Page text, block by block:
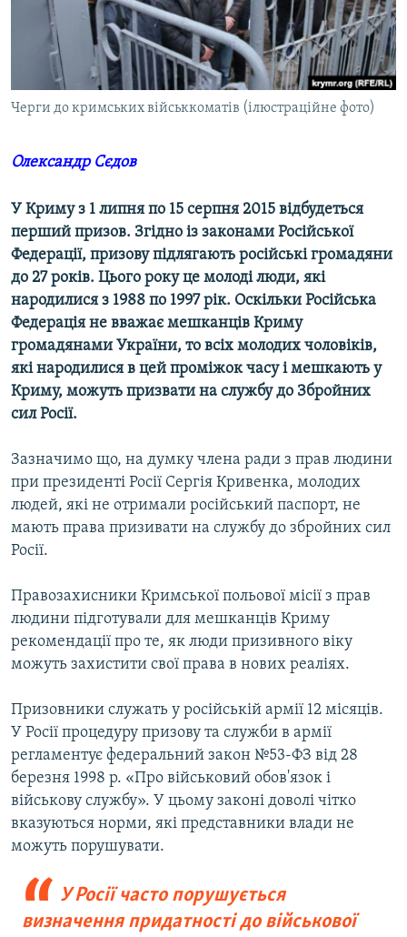
ВІДЕОУРОКИ «ELIFBE»
СВІДЧЕННЯ ОКУПАЦІЇ
УКРАЇНСЬКА ПРОБЛЕМА КРИМУ
ІНФОГРАФІКА
Русский
Qırımtatar
ДОЛУЧАЙСЯ!
Усі сайти RFE/RL
Черги до кримських військкоматів (ілюстраційне фото)
Олександр Сєдов
У Криму з 1 липня по 15 серпня 2015 відбудеться
перший призов. Згідно із законами Російської
Федерації, призову підлягають російські громадяни
до 27 років. Цього року це молоді люди, які
народилися з 1988 по 1997 рік. Оскільки Російська
Федерація не вважає мешканців Криму
громадянами України, то всіх молодих чоловіків,
які народилися в цей проміжок часу і мешкають у
Криму, можуть призвати на службу до Збройних
сил Росії.
Зазначимо що, на думку члена ради з прав людини
при президенті Росії Сергія Кривенка, молодих
людей, які не отримали російський паспорт, не
мають права призивати на службу до збройних сил
Росії.
Правозахисники Кримської польової місії з прав
людини підготували для мешканців Криму
рекомендації про те, як люди призивного віку
можуть захистити свої права в нових реаліях.
Призовники служать у російській армії 12 місяців.
У Росії процедуру призову та служби в армії
регламентує федеральний закон №53-ФЗ від 28
березня 1998 р. «Про військовий обов'язок і
військову службу». У цьому законі доволі чітко
вказуються норми, які представники влади не
можуть порушувати.
У Росії часто порушується
визначення придатності до військової